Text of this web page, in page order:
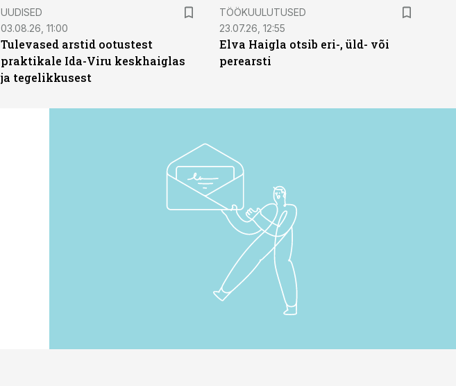
UUDISED
03.08.26, 11:00
Tulevased arstid ootustest
praktikale Ida-Viru keskhaiglas
ja tegelikkusest
ST
TÖÖKUULUTUSED
23.07.26, 12:55
Elva Haigla otsib eri-, üld- või
perearsti